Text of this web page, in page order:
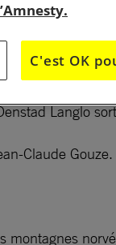
» de 20
Langlo
Claude Gouze.
C'est OK